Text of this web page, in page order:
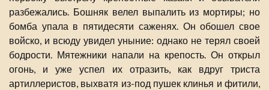
разбежались. Бошняк велел выпалить из мортиры; но
бомба упала в пятидесяти саженях. Он обошел свое
войско, и всюду увидел уныние: однако не терял своей
бодрости. Мятежники напали на крепость. Он открыл
огонь, и уже успел их отразить, как вдруг триста
артиллеристов, выхватя из-под пушек клинья и фитили,